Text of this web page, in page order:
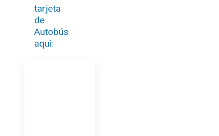
tarjeta
de
Autobús
aquí: